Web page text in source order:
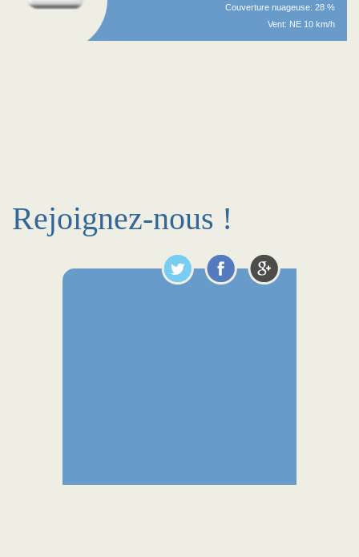
Couverture nuageuse: 28 %
Vent: NE 10 km/h
Rejoignez-nous !